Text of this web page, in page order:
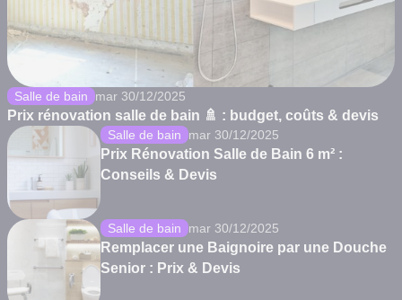
Salle de bain mar 30/12/2025
Prix rénovation salle de bain 🚿 : budget, coûts & devis
Salle de bain mar 30/12/2025
Prix Rénovation Salle de Bain 6 m² :
Conseils & Devis
Salle de bain mar 30/12/2025
Remplacer une Baignoire par une Douche
Senior : Prix & Devis